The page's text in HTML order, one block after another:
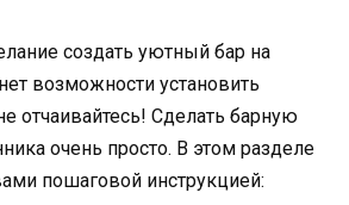
создать уютный бар на
возможности установить
отчаивайтесь! Сделать барную
очень просто. В этом разделе
пошаговой инструкцией: